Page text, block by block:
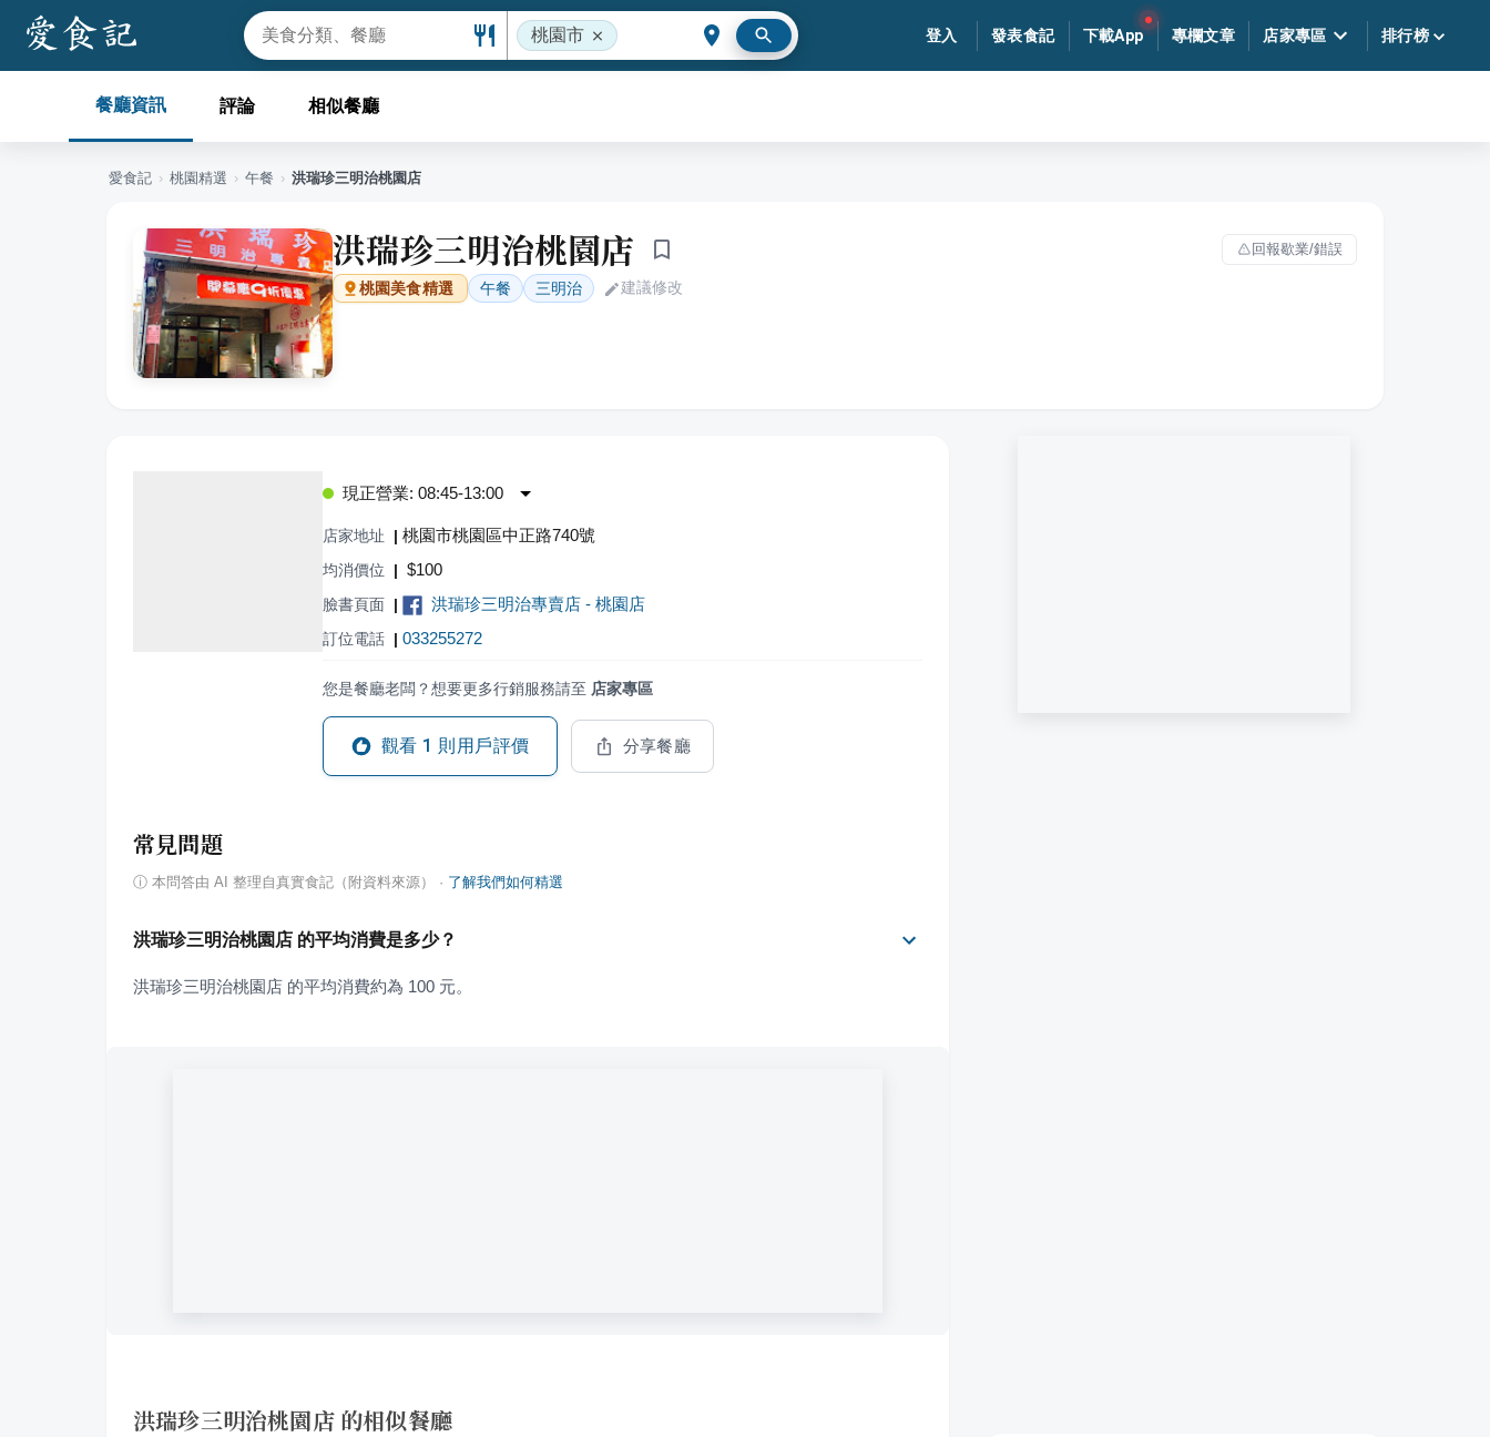
桃園市 登入 發表食記 下載App 專欄文章 店家專區 排行榜
餐廳資訊 評論 相似餐廳
愛食記 › 桃園精選 › 午餐 › 洪瑞珍三明治桃園店
洪瑞珍三明治桃園店 回報歇業/錯誤
桃園美食精選 午餐 三明治 建議修改
現正營業: 08:45-13:00
店家地址 | 桃園市桃園區中正路740號
均消價位 | $100
臉書頁面 | 洪瑞珍三明治專賣店 - 桃園店
訂位電話 | 033255272
您是餐廳老闆？想要更多行銷服務請至 店家專區
觀看 1 則用戶評價 分享餐廳
常見問題
ⓘ 本問答由 AI 整理自真實食記（附資料來源） · 了解我們如何精選
洪瑞珍三明治桃園店 的平均消費是多少？
洪瑞珍三明治桃園店 的平均消費約為 100 元。
洪瑞珍三明治桃園店 的相似餐廳